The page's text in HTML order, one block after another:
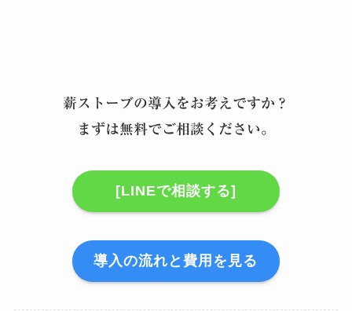
薪ストーブの導入をお考えですか？
まずは無料でご相談ください。
[LINEで相談する]
導入の流れと費用を見る